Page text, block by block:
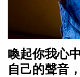
喚起你我心
自己的聲音